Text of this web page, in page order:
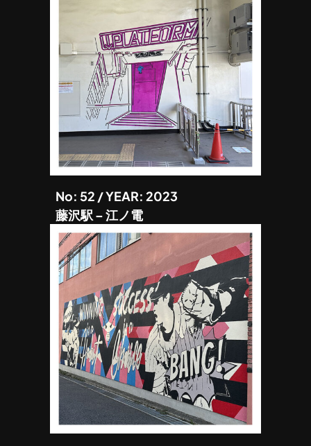
No: 52 / YEAR: 2023
藤沢駅 – 江ノ電